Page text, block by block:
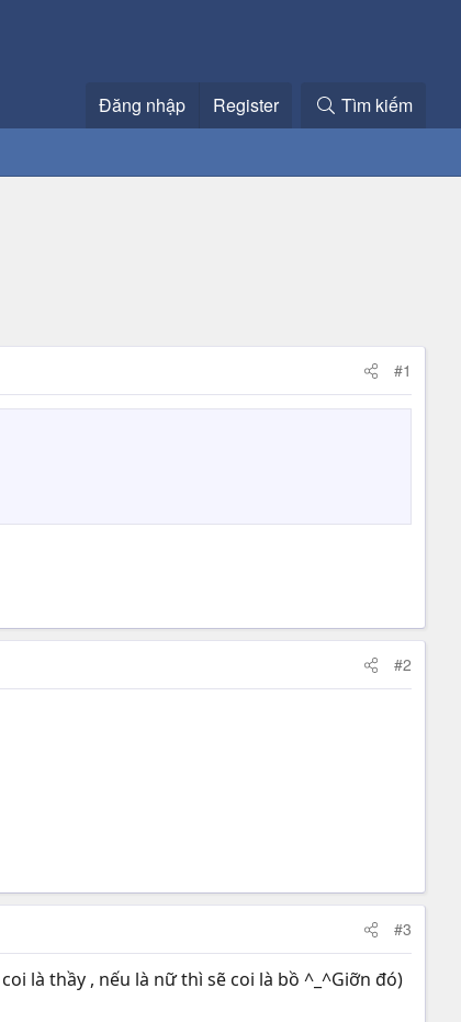
Đăng nhập Register Tìm kiếm
#1
#2
#3
là thầy , nếu là nữ thì sẽ coi là bồ ^_^Giỡn đó)